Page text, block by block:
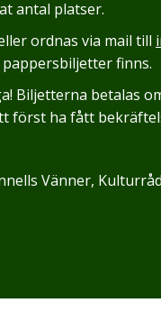
antal platser.
ordnas via mail till
finns.
Biljetterna betalas
först ha fått
Vänner,